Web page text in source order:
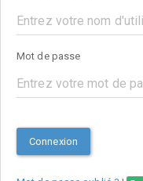
Mot de passe
Connexion